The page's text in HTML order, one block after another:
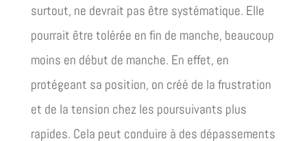
surtout, ne devrait pas être systématique. Elle
pourrait être tolérée en fin de manche, beaucoup
moins en début de manche. En effet, en
protégeant sa position, on créé de la frustration
et de la tension chez les poursuivants plus
rapides. Cela peut conduire à des dépassements